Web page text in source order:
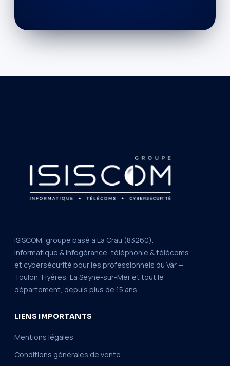
ISISCOM, groupe basé à La Crau (83260).
Informatique & infogérance, téléphonie & télécoms
et cybersécurité pour les professionnels du Var —
Toulon, Hyères, La Seyne-sur-Mer et tout le
département, depuis plus de 15 ans.
LIENS IMPORTANTS
Mentions légales
Conditions générales de vente